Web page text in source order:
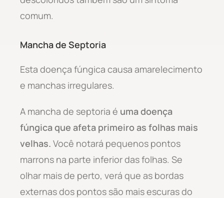
comum.
Mancha de Septoria
Esta doença fúngica causa amarelecimento
e manchas irregulares.
A mancha de septoria é uma doença
fúngica que afeta primeiro as folhas mais
velhas. Você notará pequenos pontos
marrons na parte inferior das folhas. Se
olhar mais de perto, verá que as bordas
externas dos pontos são mais escuras do